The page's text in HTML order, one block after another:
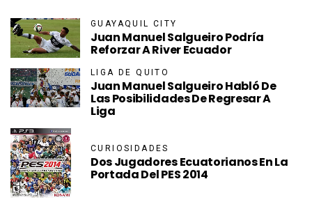
GUAYAQUIL CITY
Juan Manuel Salgueiro Podría
Reforzar A River Ecuador
LIGA DE QUITO
Juan Manuel Salgueiro Habló De
Las Posibilidades De Regresar A
Liga
CURIOSIDADES
Dos Jugadores Ecuatorianos En La
Portada Del PES 2014